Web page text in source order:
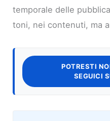
temporale delle
toni, nei contenuti, ma
POTRESTI
SEGUICI